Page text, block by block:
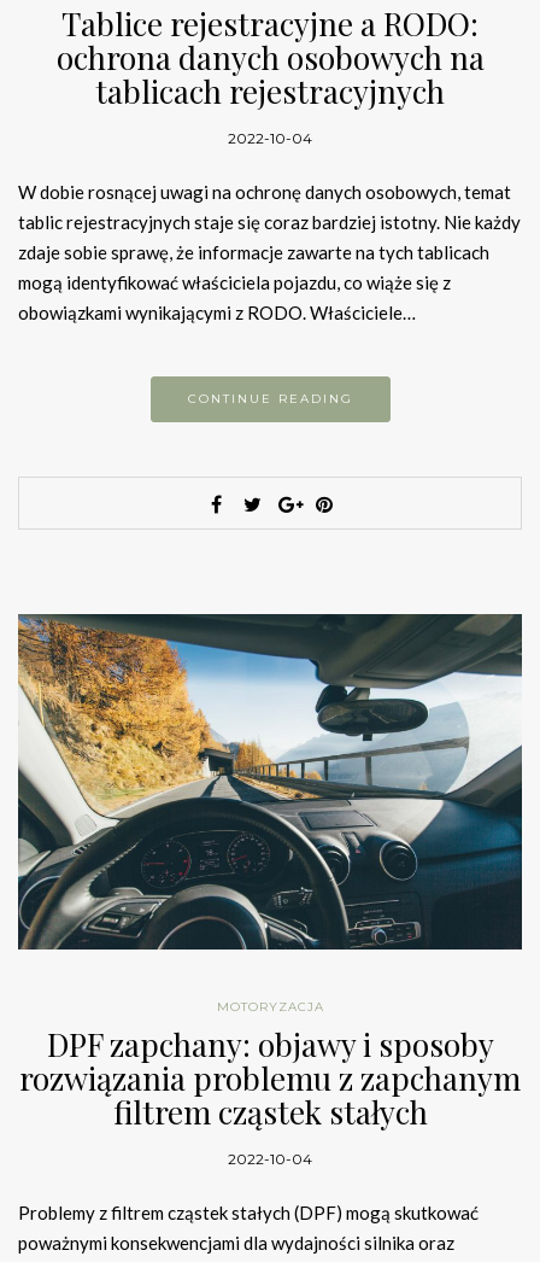
Tablice rejestracyjne a RODO:
ochrona danych osobowych na
tablicach rejestracyjnych
2022-10-04
W dobie rosnącej uwagi na ochronę danych osobowych, temat
tablic rejestracyjnych staje się coraz bardziej istotny. Nie każdy
zdaje sobie sprawę, że informacje zawarte na tych tablicach
mogą identyfikować właściciela pojazdu, co wiąże się z
obowiązkami wynikającymi z RODO. Właściciele…
CONTINUE READING
MOTORYZACJA
DPF zapchany: objawy i sposoby
rozwiązania problemu z zapchanym
filtrem cząstek stałych
2022-10-04
Problemy z filtrem cząstek stałych (DPF) mogą skutkować
poważnymi konsekwencjami dla wydajności silnika oraz